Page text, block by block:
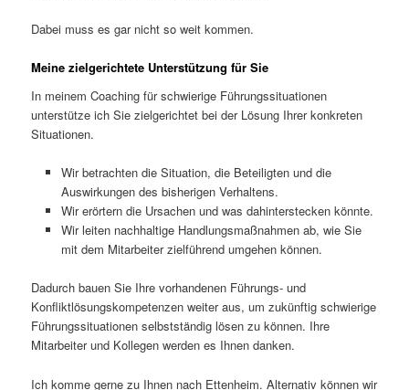
Dabei muss es gar nicht so weit kommen.
Meine zielgerichtete Unterstützung für Sie
In meinem Coaching für schwierige Führungssituationen
unterstütze ich Sie zielgerichtet bei der Lösung Ihrer konkreten
Situationen.
Wir betrachten die Situation, die Beteiligten und die
Auswirkungen des bisherigen Verhaltens.
Wir erörtern die Ursachen und was dahinterstecken könnte.
Wir leiten nachhaltige Handlungsmaßnahmen ab, wie Sie
mit dem Mitarbeiter zielführend umgehen können.
Dadurch bauen Sie Ihre vorhandenen Führungs- und
Konfliktlösungskompetenzen weiter aus, um zukünftig schwierige
Führungssituationen selbstständig lösen zu können. Ihre
Mitarbeiter und Kollegen werden es Ihnen danken.
Ich komme gerne zu Ihnen nach Ettenheim. Alternativ können wir